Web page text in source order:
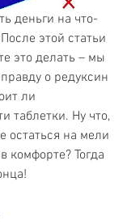
деньги на что-
этой статьи
это делать – мы
о редуксин
ли
таблетки. Ну что,
остаться на мели
комфорте? Тогда